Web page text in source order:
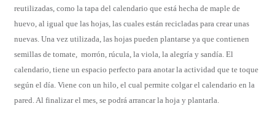
reutilizadas, como la tapa del calendario que está hecha de maple de
huevo, al igual que las hojas, las cuales están recicladas para crear unas
nuevas. Una vez utilizada, las hojas pueden plantarse ya que contienen
semillas de tomate, morrón, rúcula, la viola, la alegría y sandía. El
calendario, tiene un espacio perfecto para anotar la actividad que te toque
según el día. Viene con un hilo, el cual permite colgar el calendario en la
pared. Al finalizar el mes, se podrá arrancar la hoja y plantarla.